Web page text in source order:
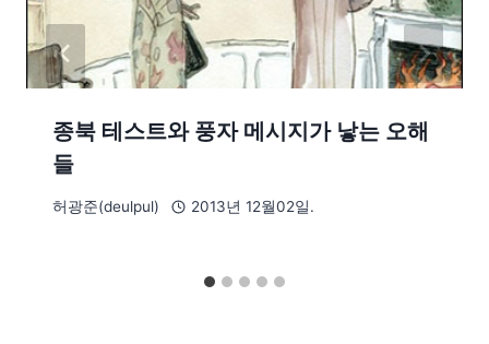
종북 테스트와 풍자 메시지가 낳는 오해
들
허광준(deulpul) 2013년 12월02일.